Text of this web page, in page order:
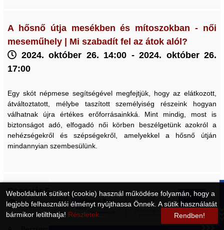
A hősnő útja mesékben és mítoszokban - női
meseműhely | Mi szabadít fel az átok alól?
2024. október 26. 14:00 - 2024. október 26.
17:00
Egy skót népmese segítségével megfejtjük, hogy az elátkozott,
átváltoztatott, mélybe taszított személyiség részeink hogyan
válhatnak újra értékes erőforrásainkká. Mint mindig, most is
biztonságot adó, elfogadó női körben beszélgetünk azokról a
nehézségekről és szépségekről, amelyekkel a hősnő útján
mindannyian szembesülünk.
Pesovár Ernő: Életem és a tánc | könyvbemutató
2024. október 24. 17:00
Weboldalunk sütiket (cookie) használ működése folyamán, hogy a
legjobb felhasználói élményt nyújthassa Önnek. A sütik használatát
bármikor letilthatja! Részletek... Rendben!